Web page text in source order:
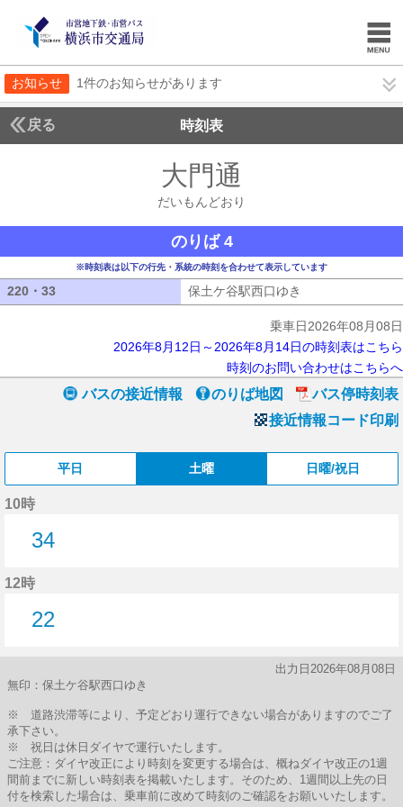
お知らせ 1件のお知らせがあります
戻る 時刻表
大門通
だいもんどおり
のりば 4
※時刻表は以下の行先・系統の時刻を合わせて表示しています
220・33 保土ケ谷駅西口ゆき
乗車日2026年08月08日
2026年8月12日～2026年8月14日の時刻表はこちら
時刻のお問い合わせはこちらへ
バスの接近情報 のりば地図
バス停時刻表
接近情報コード印刷
平日 土曜 日曜/祝日
10時
34
12時
22
出力日2026年08月08日
無印：保土ケ谷駅西口ゆき
※ 道路渋滞等により、予定どおり運行できない場合がありますのでご了
承下さい。
※ 祝日は休日ダイヤで運行いたします。
ご注意：ダイヤ改正により時刻を変更する場合は、概ねダイヤ改正の1週
間前までに新しい時刻表を掲載いたします。そのため、1週間以上先の日
付を検索した場合は、乗車前に改めて時刻のご確認をお願いいたします。